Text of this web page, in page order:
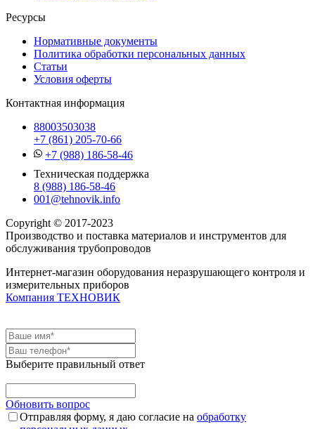
Ресурсы
Нормативные документы
Политика обработки персональных данных
Статьи
Условия оферты
Контактная информация
88003503038
+7 (861) 205-70-66
+7 (988) 186-58-46
Техническая поддержка
8 (988) 186-58-46
001@tehnovik.info
Copyright © 2017-2023
Производство и поставка материалов и инструментов для
обслуживания трубопроводов
Интернет-магазин оборудования неразрушающего контроля и
измерительных приборов
Компания ТЕХНОВИК
Выберите правильный ответ
Обновить вопрос
Отправляя форму, я даю согласие на обработку